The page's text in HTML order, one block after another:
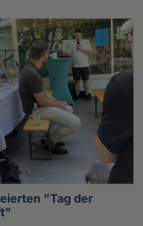
"Tag der